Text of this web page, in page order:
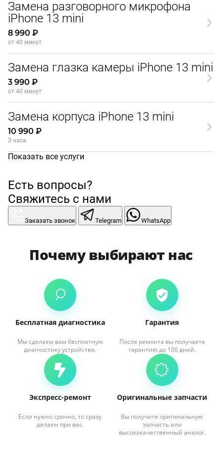
Замена разговорного микрофона
iPhone 13 mini
8 990 ₽
от 40 минут
Замена глазка камеры iPhone 13 mini
3 990 ₽
от 40 минут
Замена корпуса iPhone 13 mini
10 990 ₽
3 часа
Показать все услуги
Есть вопросы?
Свяжитесь с нами
Заказать звонок Telegram WhatsApp
Почему выбирают нас
Бесплатная диагностика
Мы сделаем вам бесплатную
диагностику устройства.
Гарантия
После ремонта вы получаете
гарантию до 100 дней.
Экспресс-ремонт
Если нужно срочно, то сразу
делаем при вас.
Оригинальные запчасти
Вы получите оригинальную
запчасть или
высококачественный аналог.